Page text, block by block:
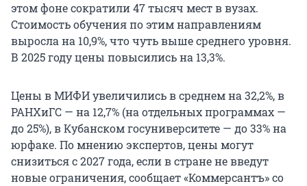
этом фоне сократили 47 тысяч мест в вузах.
Стоимость обучения по этим направлениям
выросла на 10,9%, что чуть выше среднего уровня.
В 2025 году цены повысились на 13,3%.
Цены в МИФИ увеличились в среднем на 32,2%, в
РАНХиГС — на 12,7% (на отдельных программах —
до 25%), в Кубанском госуниверситете — до 33% на
юрфаке. По мнению экспертов, цены могут
снизиться с 2027 года, если в стране не введут
новые ограничения, сообщает «Коммерсантъ» со